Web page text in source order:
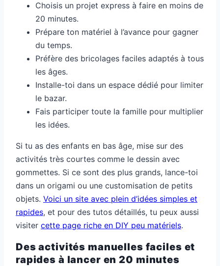
Choisis un projet express à faire en moins de
20 minutes.
Prépare ton matériel à l’avance pour gagner
du temps.
Préfère des bricolages faciles adaptés à tous
les âges.
Installe-toi dans un espace dédié pour limiter
le bazar.
Fais participer toute la famille pour multiplier
les idées.
Si tu as des enfants en bas âge, mise sur des
activités très courtes comme le dessin avec
gommettes. Si ce sont des plus grands, lance-toi
dans un origami ou une customisation de petits
objets. Voici un site avec plein d’idées simples et
rapides, et pour des tutos détaillés, tu peux aussi
visiter cette page riche en DIY peu matériels.
Des activités manuelles faciles et
rapides à lancer en 20 minutes